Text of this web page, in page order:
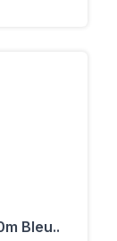
Bleu..